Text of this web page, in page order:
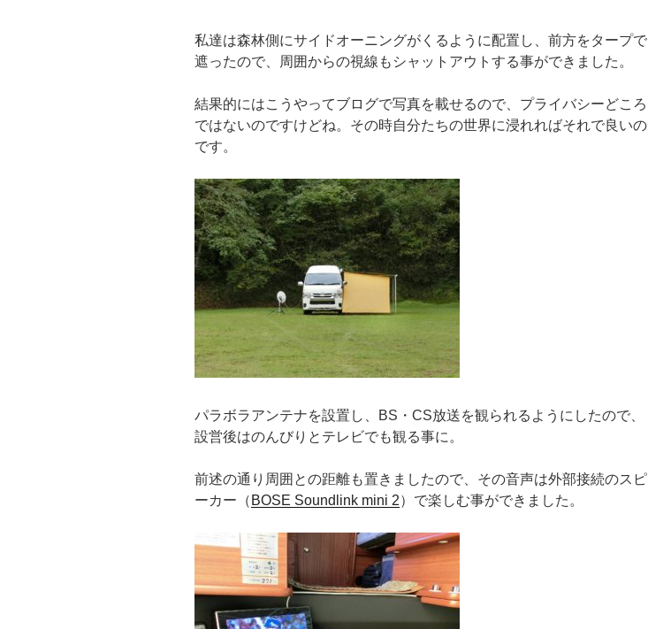
私達は森林側にサイドオーニングがくるように配置し、前方をタープで
遮ったので、周囲からの視線もシャットアウトする事ができました。
結果的にはこうやってブログで写真を載せるので、プライバシーどころ
ではないのですけどね。その時自分たちの世界に浸れればそれで良いの
です。
パラボラアンテナを設置し、BS・CS放送を観られるようにしたので、
設営後はのんびりとテレビでも観る事に。
前述の通り周囲との距離も置きましたので、その音声は外部接続のスピ
ーカー（ BOSE Soundlink mini 2）で楽しむ事ができました。